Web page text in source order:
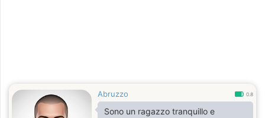
Abruzzo 0.8
Sono un ragazzo tranquillo e